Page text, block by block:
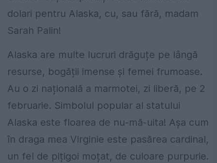
dolari pentru Alaska, cu, sau fără, madam
Sarah Palin!
Alaska are multe lucruri drăguțe pe lângă
resurse, bogății imense și femei frumoase.
Au o zi națională a marmotei, zi liberă, pe 2
februarie. Simbolul popular al statului
Alaska este floarea de nu-mă-uita! Așa cum
în draga mea Virginie este pasărea cardinal,
un fel de pițigoi moțat, de culoare purpurie.